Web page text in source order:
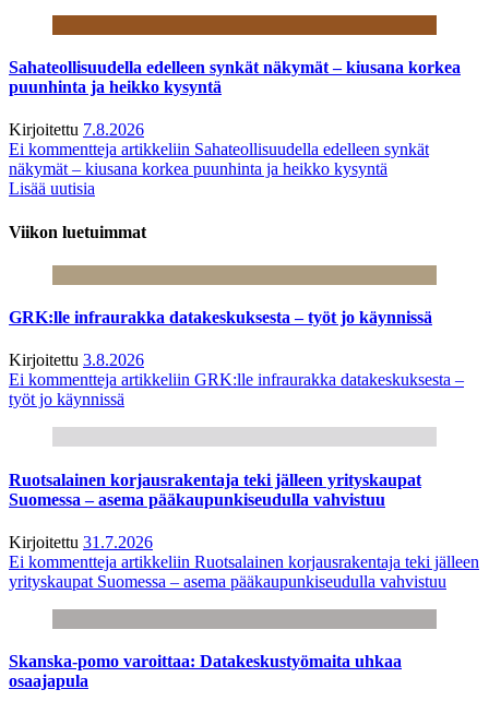
Sahateollisuudella edelleen synkät näkymät – kiusana korkea
puunhinta ja heikko kysyntä
Kirjoitettu 7.8.2026
Ei kommentteja artikkeliin Sahateollisuudella edelleen synkät
näkymät – kiusana korkea puunhinta ja heikko kysyntä
Lisää uutisia
Viikon luetuimmat
GRK:lle infraurakka datakeskuksesta – työt jo käynnissä
Kirjoitettu 3.8.2026
Ei kommentteja artikkeliin GRK:lle infraurakka datakeskuksesta –
työt jo käynnissä
Ruotsalainen korjausrakentaja teki jälleen yrityskaupat
Suomessa – asema pääkaupunkiseudulla vahvistuu
Kirjoitettu 31.7.2026
Ei kommentteja artikkeliin Ruotsalainen korjausrakentaja teki jälleen
yrityskaupat Suomessa – asema pääkaupunkiseudulla vahvistuu
Skanska-pomo varoittaa: Datakeskustyömaita uhkaa
osaajapula